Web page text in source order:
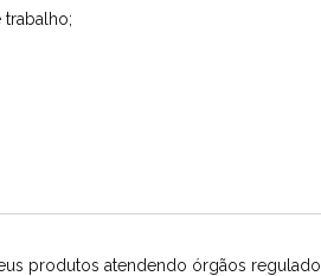
trabalho;
produtos atendendo órgãos